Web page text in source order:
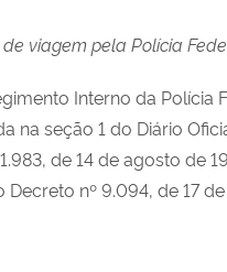
viagem pela Polícia
Interno da Polícia
na seção 1 do Diário
de 14 de agosto de
nº 9.094, de 17